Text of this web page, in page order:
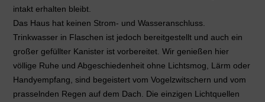
intakt erhalten bleibt.
Das Haus hat keinen Strom- und Wasseranschluss.
Trinkwasser in Flaschen ist jedoch bereitgestellt und auch ein
großer gefüllter Kanister ist vorbereitet. Wir genießen hier
völlige Ruhe und Abgeschiedenheit ohne Lichtsmog, Lärm oder
Handyempfang, sind begeistert vom Vogelzwitschern und vom
prasselnden Regen auf dem Dach. Die einzigen Lichtquellen